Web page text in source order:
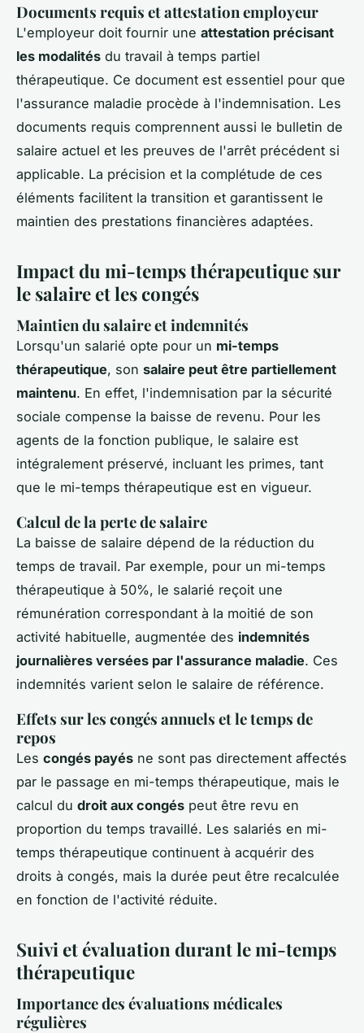
Documents requis et attestation employeur
L'employeur doit fournir une attestation précisant
les modalités du travail à temps partiel
thérapeutique. Ce document est essentiel pour que
l'assurance maladie procède à l'indemnisation. Les
documents requis comprennent aussi le bulletin de
salaire actuel et les preuves de l'arrêt précédent si
applicable. La précision et la complétude de ces
éléments facilitent la transition et garantissent le
maintien des prestations financières adaptées.
Impact du mi-temps thérapeutique sur
le salaire et les congés
Maintien du salaire et indemnités
Lorsqu'un salarié opte pour un mi-temps
thérapeutique, son salaire peut être partiellement
maintenu. En effet, l'indemnisation par la sécurité
sociale compense la baisse de revenu. Pour les
agents de la fonction publique, le salaire est
intégralement préservé, incluant les primes, tant
que le mi-temps thérapeutique est en vigueur.
Calcul de la perte de salaire
La baisse de salaire dépend de la réduction du
temps de travail. Par exemple, pour un mi-temps
thérapeutique à 50%, le salarié reçoit une
rémunération correspondant à la moitié de son
activité habituelle, augmentée des indemnités
journalières versées par l'assurance maladie. Ces
indemnités varient selon le salaire de référence.
Effets sur les congés annuels et le temps de
repos
Les congés payés ne sont pas directement affectés
par le passage en mi-temps thérapeutique, mais le
calcul du droit aux congés peut être revu en
proportion du temps travaillé. Les salariés en mi-
temps thérapeutique continuent à acquérir des
droits à congés, mais la durée peut être recalculée
en fonction de l'activité réduite.
Suivi et évaluation durant le mi-temps
thérapeutique
Importance des évaluations médicales
régulières